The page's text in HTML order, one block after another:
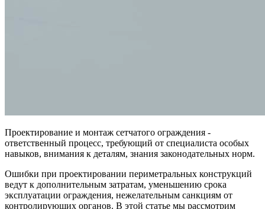
Проектирование и монтаж сетчатого ограждения -
ответственный процесс, требующий от специалиста особых
навыков, внимания к деталям, знания законодательных норм.
Ошибки при проектировании периметральных конструкций
ведут к дополнительным затратам, уменьшению срока
эксплуатации ограждения, нежелательным санкциям от
контролирующих органов. В этой статье мы рассмотрим